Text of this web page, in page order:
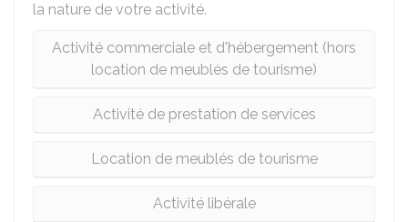
la nature de votre activité.
Activité commerciale et d'hébergement (hors
location de meublés de tourisme)
Activité de prestation de services
Location de meublés de tourisme
Activité libérale